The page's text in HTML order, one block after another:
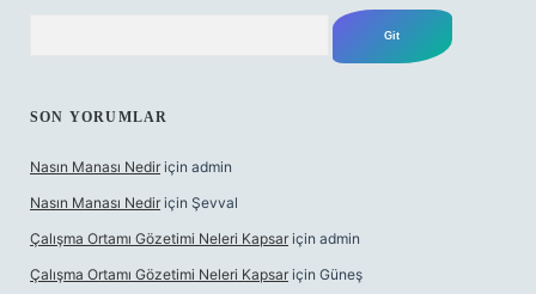
SON YORUMLAR
Nasın Manası Nedir için admin
Nasın Manası Nedir için Şevval
Çalışma Ortamı Gözetimi Neleri Kapsar için admin
Çalışma Ortamı Gözetimi Neleri Kapsar için Güneş